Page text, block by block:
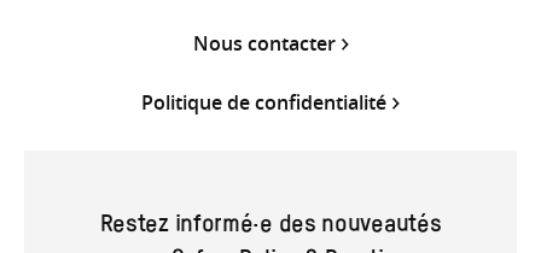
Nous contacter
Politique de confidentialité
Restez informé·e des nouveautés